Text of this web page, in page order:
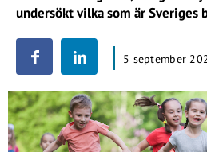
undersökt vilka som är Sveriges
5 september